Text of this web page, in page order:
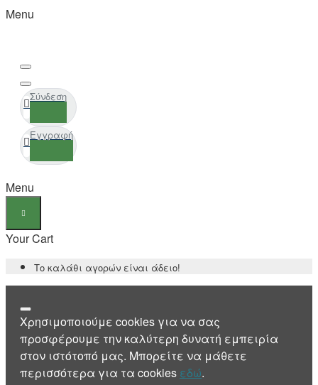
Menu
Σύνδεση
Εγγραφή
Menu
Your Cart
Το καλάθι αγορών είναι άδειο!
Χρησιμοποιούμε cookies για να σας
προσφέρουμε την καλύτερη δυνατή εμπειρία
στον ιστότοπό μας. Μπορείτε να μάθετε
περισσότερα για τα cookies εδώ.